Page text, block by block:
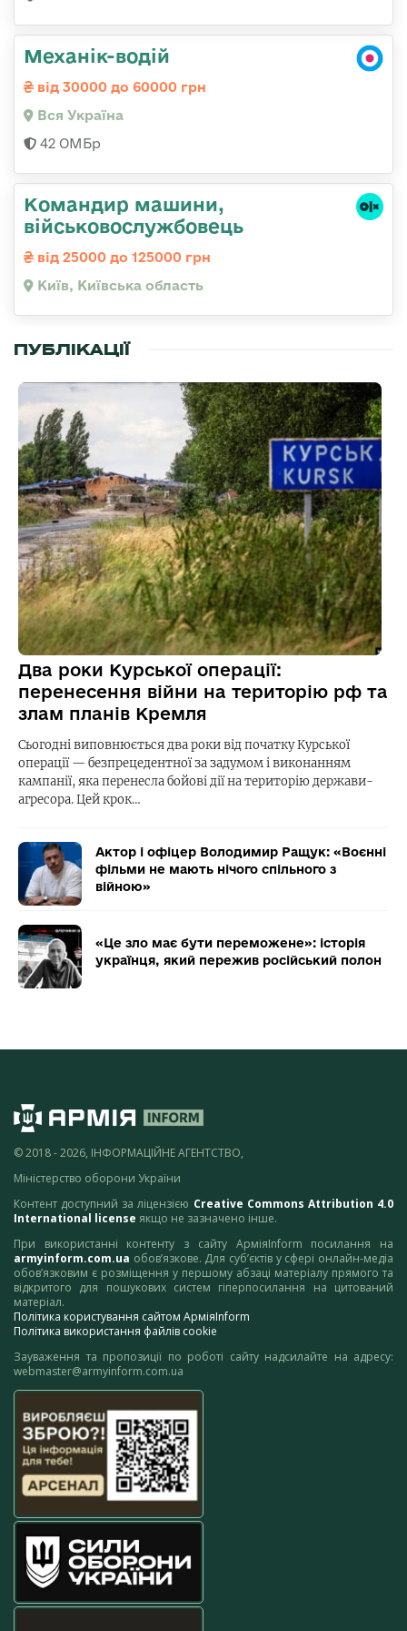
Механік-водій
від 30000 до 60000 грн
Вся Україна
42 ОМБр
Командир машини,
військовослужбовець
від 25000 до 125000 грн
Київ, Київська область
ПУБЛІКАЦІЇ
Два роки Курської операції:
перенесення війни на територію рф та
злам планів Кремля
Сьогодні виповнюється два роки від початку Курської
операції — безпрецедентної за задумом і виконанням
кампанії, яка перенесла бойові дії на територію держави-
агресора. Цей крок…
Актор і офіцер Володимир Ращук: «Воєнні
фільми не мають нічого спільного з
війною»
«Це зло має бути переможене»: історія
українця, який пережив російський полон
© 2018 - 2026, ІНФОРМАЦІЙНЕ АГЕНТСТВО,
Міністерство оборони України
Контент доступний за ліцензією Creative Commons Attribution 4.0
International license якщо не зазначено інше.
При використанні контенту з сайту АрміяInform посилання на
armyinform.com.ua обов’язкове. Для суб’єктів у сфері онлайн-медіа
обов’язковим є розміщення у першому абзаці матеріалу прямого та
відкритого для пошукових систем гіперпосилання на цитований
матеріал.
Політика користування сайтом АрміяInform
Політика використання файлів cookie
Зауваження та пропозиції по роботі сайту надсилайте на адресу:
webmaster@armyinform.com.ua